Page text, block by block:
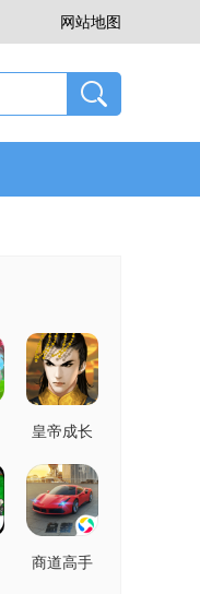
网站地图
皇帝成长
2.2.4 最新
版
商道高手